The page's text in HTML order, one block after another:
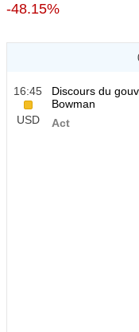
-48.15%
16:45
USD
Discours du
Bowman
Act